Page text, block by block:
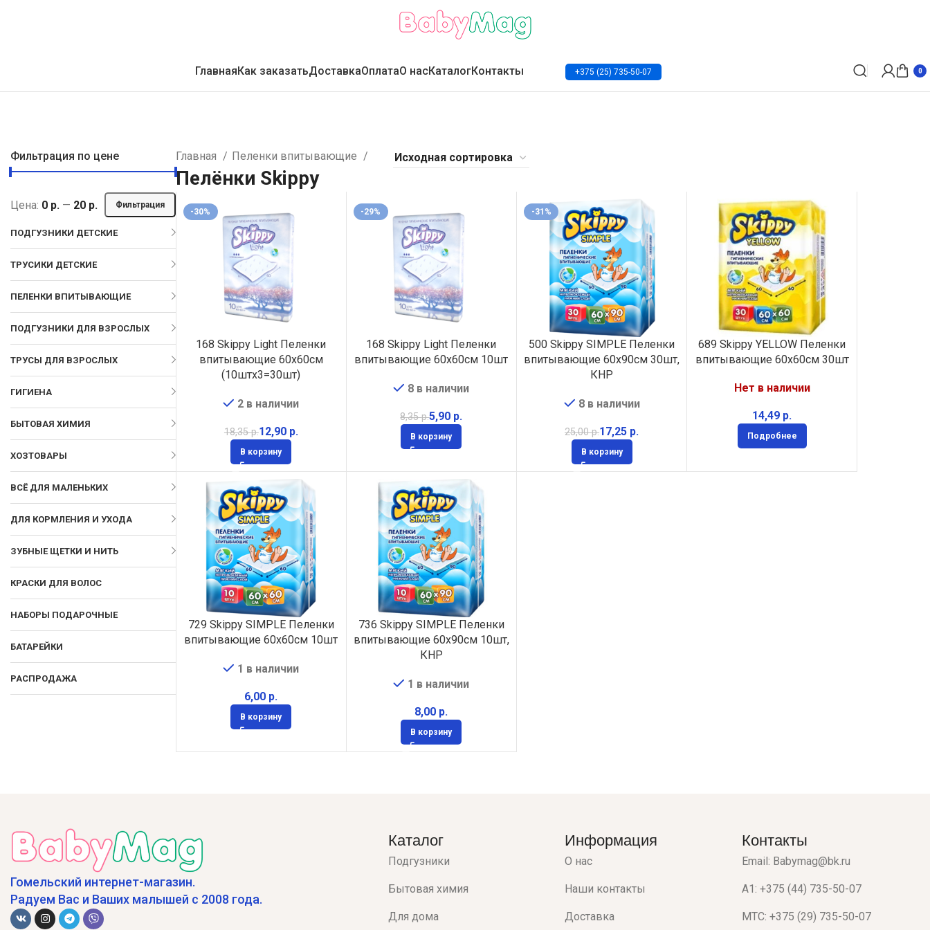
ГлавнаяКак заказатьДоставкаОплатаО насКаталогКонтакты +375 (25) 735-50-07 0
Фильтрация по цене
Фильтрация
Цена: 0 р. — 20 р.
ПОДГУЗНИКИ ДЕТСКИЕ
ТРУСИКИ ДЕТСКИЕ
ПЕЛЕНКИ ВПИТЫВАЮЩИЕ
ПОДГУЗНИКИ ДЛЯ ВЗРОСЛЫХ
ТРУСЫ ДЛЯ ВЗРОСЛЫХ
ГИГИЕНА
БЫТОВАЯ ХИМИЯ
ХОЗТОВАРЫ
ВСЁ ДЛЯ МАЛЕНЬКИХ
ДЛЯ КОРМЛЕНИЯ И УХОДА
ЗУБНЫЕ ЩЕТКИ И НИТЬ
КРАСКИ ДЛЯ ВОЛОС
НАБОРЫ ПОДАРОЧНЫЕ
БАТАРЕЙКИ
РАСПРОДАЖА
Главная Пеленки впитывающие
Пелёнки Skippy
-30%
168 Skippy Light Пеленки
впитывающие 60х60см
(10штх3=30шт)
2 в наличии
18,35р.12,90 р.
В корзину
-29%
168 Skippy Light Пеленки
впитывающие 60х60см 10шт
8 в наличии
8,35р.5,90 р.
В корзину
-31%
500 Skippy SIMPLE Пеленки
впитывающие 60х90см 30шт,
КНР
8 в наличии
25,00р.17,25 р.
В корзину
689 Skippy YELLOW Пеленки
впитывающие 60х60см 30шт
Нет в наличии
р.
Подробнее
729 Skippy SIMPLE Пеленки
впитывающие 60х60см 10шт
1 в наличии
р.
В корзину
736 Skippy SIMPLE Пеленки
впитывающие 60х90см 10шт,
КНР
1 в наличии
р.
В корзину
Гомельский интернет-магазин.
Радуем Вас и Ваших малышей с 2008 года.
Каталог
Подгузники
Бытовая химия
Для дома
Информация
О нас
Наши контакты
Доставка
Контакты
Email: Babymag@bk.ru
A1: +375 (44) 735-50-07
МТС: +375 (29) 735-50-07